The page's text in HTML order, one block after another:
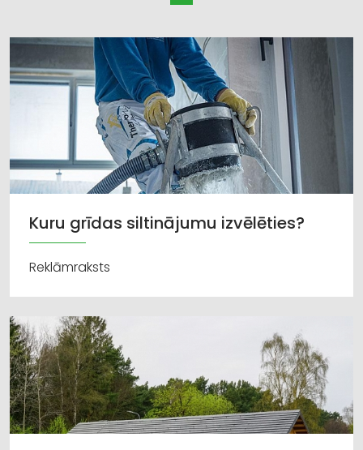
Kuru grīdas siltinājumu izvēlēties?
Reklāmraksts